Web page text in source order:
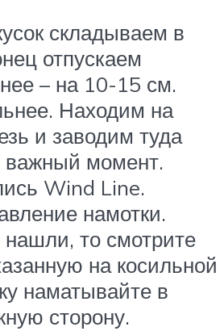
складываем в
отпускаем
– на 10-15 см.
Находим на
и заводим туда
момент.
Wind Line.
намотки.
нашли, то смотрите
на косильной
наматывайте в
сторону.